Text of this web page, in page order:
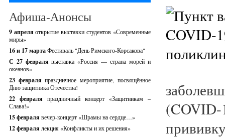
Афиша-Анонсы
9 апреляоткрытие выставки студентов «Современные
миры»
16 и 17 мартаФестиваль "День Римского-Корсакова"
С 27 февралявыставка «Россия — страна морей и
океанов»
23 февраляпраздничное мероприятие, посвящённое
Дню защитника Отечества!
22 февраля праздничный концерт «Защитникам –
Слава!»
15 февраля вечер-концерт «Шрамы на сердце…»
12 февраля лекция «Конфликты и их решения»